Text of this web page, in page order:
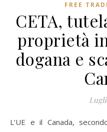
FREE
CETA,
proprietà
dogana e
L’UE e il Canada, secondo il CETA, devono prevedere